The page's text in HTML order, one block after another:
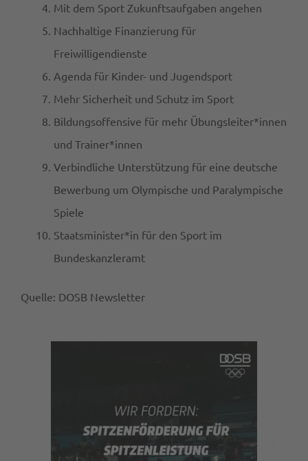
Mit dem Sport Zukunftsaufgaben angehen
Nachhaltige Finanzierung für
Freiwilligendienste
Agenda für Kinder- und Jugendsport
Mehr Sicherheit und Schutz im Sport
Bildungsoffensive für mehr Übungsleiter*innen
und Trainer*innen
Verbindliche Unterstützung für eine deutsche
Bewerbung um Olympische und Paralympische
Spiele
Staatsminister*in für den Sport im
Bundeskanzleramt
Quelle: DOSB Newsletter